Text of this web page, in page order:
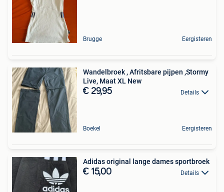
Brugge Eergisteren
Wandelbroek , Afritsbare pijpen ,Stormy
Live, Maat XL New
€ 29,95 Details
Boekel Eergisteren
Adidas original lange dames sportbroek
€ 15,00 Details